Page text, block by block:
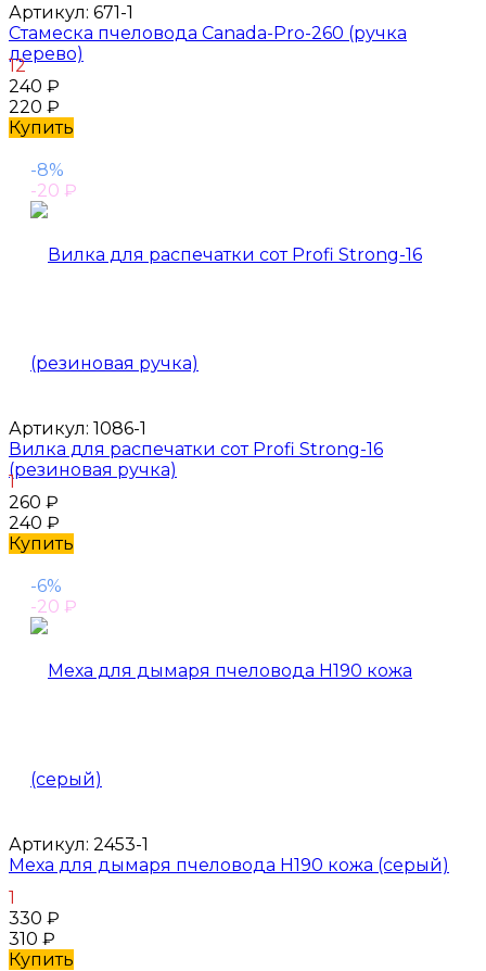
Артикул: 671-1
Стамеска пчеловода Canada-Pro-260 (ручка
дерево)
12
240 ₽
220 ₽
Купить
-8%
-20 ₽
Артикул: 1086-1
Вилка для распечатки сот Profi Strong-16
(резиновая ручка)
1
260 ₽
240 ₽
Купить
-6%
-20 ₽
Артикул: 2453-1
Меха для дымаря пчеловода H190 кожа (серый)
1
330 ₽
310 ₽
Купить